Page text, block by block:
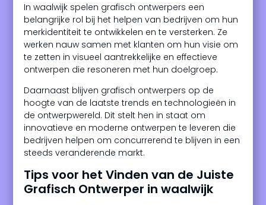
In waalwijk spelen grafisch ontwerpers een
belangrijke rol bij het helpen van bedrijven om hun
merkidentiteit te ontwikkelen en te versterken. Ze
werken nauw samen met klanten om hun visie om
te zetten in visueel aantrekkelijke en effectieve
ontwerpen die resoneren met hun doelgroep.
Daarnaast blijven grafisch ontwerpers op de
hoogte van de laatste trends en technologieën in
de ontwerpwereld. Dit stelt hen in staat om
innovatieve en moderne ontwerpen te leveren die
bedrijven helpen om concurrerend te blijven in een
steeds veranderende markt.
Tips voor het Vinden van de Juiste
Grafisch Ontwerper in waalwijk